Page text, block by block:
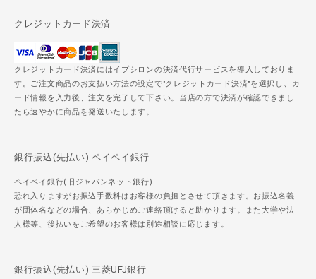
クレジットカード決済
クレジットカード決済にはイプシロンの決済代行サービスを導入しておりま
す。ご注文商品のお支払い方法の設定で"クレジットカード決済"を選択し、カ
ード情報を入力後、注文を完了して下さい。当店の方で決済が確認できまし
たら速やかに商品を発送いたします。
銀行振込(先払い) ペイペイ銀行
ペイペイ銀行(旧ジャパンネット銀行)
恐れ入りますがお振込手数料はお客様の負担とさせて頂きます。お振込名義
が団体名などの場合、あらかじめご連絡頂けると助かります。また大学や法
人様等、後払いをご希望のお客様は別途相談に応じます。
銀行振込(先払い) 三菱UFJ銀行